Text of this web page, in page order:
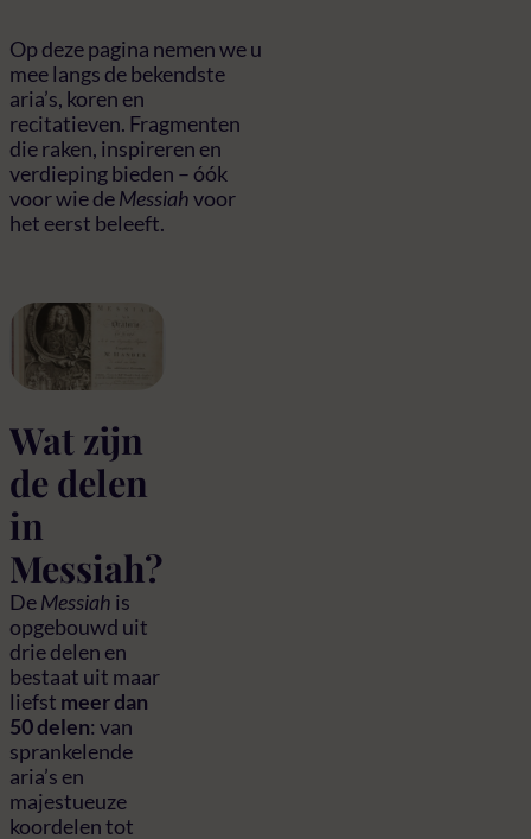
Op deze pagina nemen we u
mee langs de bekendste
aria’s, koren en
recitatieven. Fragmenten
die raken, inspireren en
verdieping bieden – óók
voor wie deMessiahvoor
het eerst beleeft.
Wat zijn
de delen
in
Messiah?
DeMessiah is
opgebouwd uit
drie delen en
bestaat uit maar
liefst meer dan
50 delen: van
sprankelende
aria’s en
majestueuze
koordelen tot